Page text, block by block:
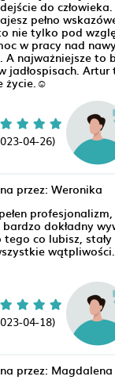
do
pełno
nie tylko pod
w pracy nad
A najważniejsze to
jadłospisach.
życie.☺️
04-26)
przez: Weronika
dokładny
co lubisz,
wątpliwości.
04-18)
przez: Magdalena